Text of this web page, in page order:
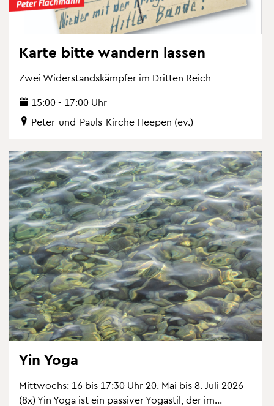
Karte bitte wan­dern las­sen
Zwei Wi­der­stands­kämp­fer im Drit­ten Reich
15:00 - 17:00 Uhr
Peter-und-Pauls-Kir­che Hee­pen (ev.)
Yin Yoga
Mitt­wochs: 16 bis 17:30 Uhr 20. Mai bis 8. Juli 2026
(8x) Yin Yoga ist ein pas­si­ver Yo­ga­s­til, der im...